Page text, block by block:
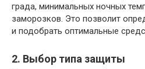
града, минимальных ночных
заморозков. Это позволит
и подобрать оптимальные
2. Выбор типа защиты